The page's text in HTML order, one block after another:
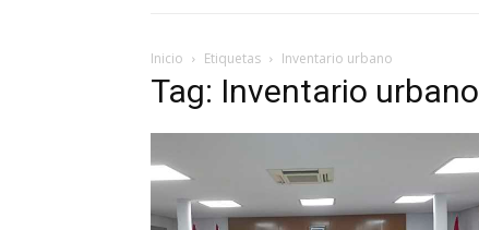
Inicio Etiquetas Inventario urbano
Tag: Inventario urbano